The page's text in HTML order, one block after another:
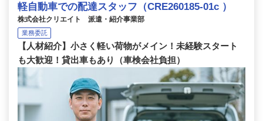
軽自動車での配達スタッフ（CRE260185-01c ）
株式会社クリエイト 派遣・紹介事業部
業務委託
【人材紹介】小さく軽い荷物がメイン！未経験スタート
も大歓迎！貸出車もあり（車検会社負担）